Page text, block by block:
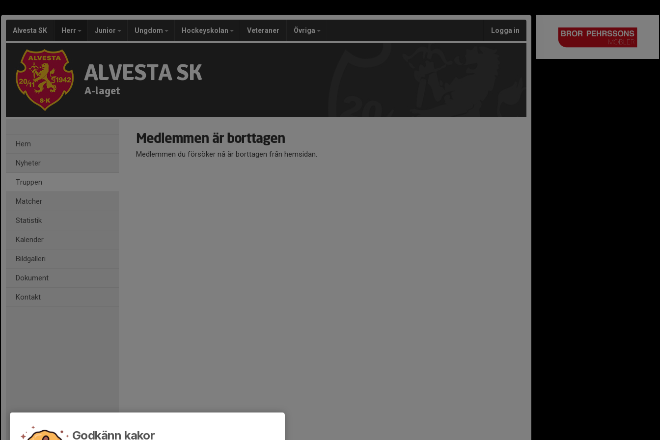
Alvesta SK Herr Junior Ungdom Hockeyskolan Veteraner Övriga Logga in
ALVESTA SK
A-laget
Hem
Nyheter
Truppen
Matcher
Statistik
Kalender
Bildgalleri
Dokument
Kontakt
Medlemmen är borttagen
Medlemmen du försöker nå är borttagen från hemsidan.
Godkänn kakor